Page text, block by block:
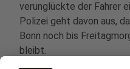
verunglückte der Fahrer
Polizei geht davon aus,
Bonn noch bis
bleibt.